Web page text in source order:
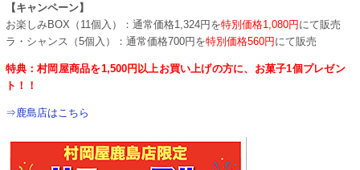
【キャンペーン】
お楽しみBOX（11個入）：通常価格1,324円を特別価格1,080円 にて販売
ラ・シャンス（5個入）：通常価格700円を特別価格560円 にて販売
特典：村岡屋商品を1,500円以上お買い上げの方に、お菓子1個プレゼン
ト！！
⇒鹿島店はこちら